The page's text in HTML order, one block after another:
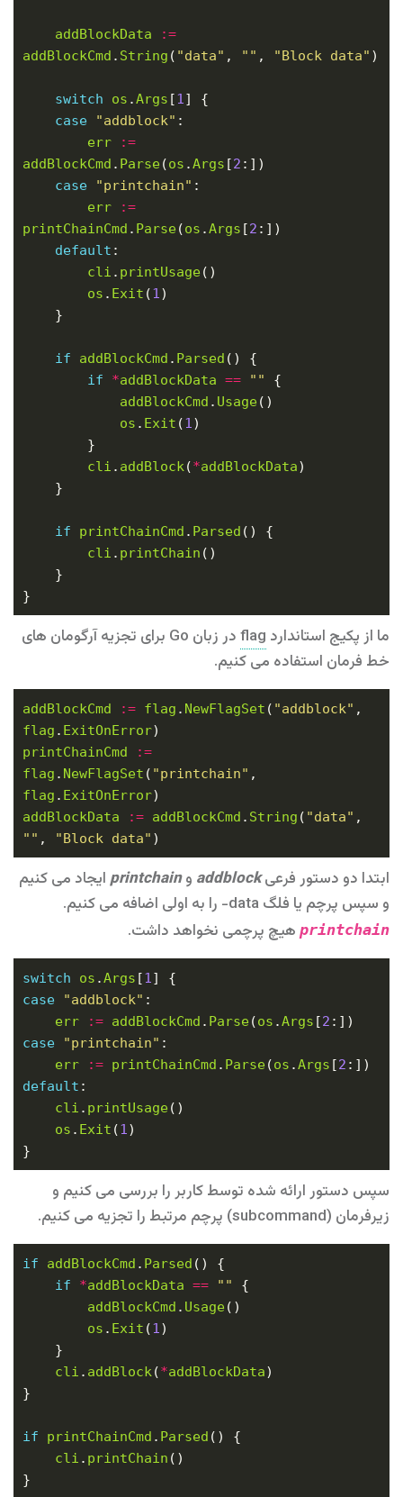
addBlockData
:=
addBlockCmd . String ( "data" , "" , "Block data"
switch os .Args [1
case
"addblock"
err
:=
addBlockCmd . Parse(os .Args [2
case
"printchain"
err
:=
printChainCmd . Parse(os .Args [2
default
cli . printUsage
os . Exit (1
if addBlockCmd . Parsed
if
*addBlockData == ""
addBlockCmd . Usage
os . Exit (1
cli . addBlock(*addBlockData
if printChainCmd . Parsed
cli . printChain
ما از پکیج استاندارد flag
در زبان Go برای تجزیه آرگومان های
خط فرمان استفاده می کنیم.
addBlockCmd := flag . NewFlagSet ( "addblock"
flag . ExitOnError
printChainCmd
:=
flag . NewFlagSet ( "printchain"
flag . ExitOnError
addBlockData
:= addBlockCmd . String ( "data"
"" , "Block data"
ابتدا دو دستور فرعیaddblock وprintchainایجاد می کنیم
و سپس پرچم یا فلگ data- را به اولی اضافه می کنیم.
printchain هیچ پرچمی نخواهد داشت.
switch os .Args [1
case
"addblock"
err
:= addBlockCmd . Parse(os .Args [2
case
"printchain"
err
:= printChainCmd . Parse(os .Args [2
default
cli . printUsage
os . Exit (1
سپس دستور ارائه شده توسط کاربر را بررسی می کنیم و
زیرفرمان (subcommand) پرچم مرتبط را تجزیه می کنیم.
if addBlockCmd . Parsed
if
*addBlockData == ""
addBlockCmd . Usage
os . Exit (1
cli . addBlock(*addBlockData
if printChainCmd . Parsed
cli . printChain